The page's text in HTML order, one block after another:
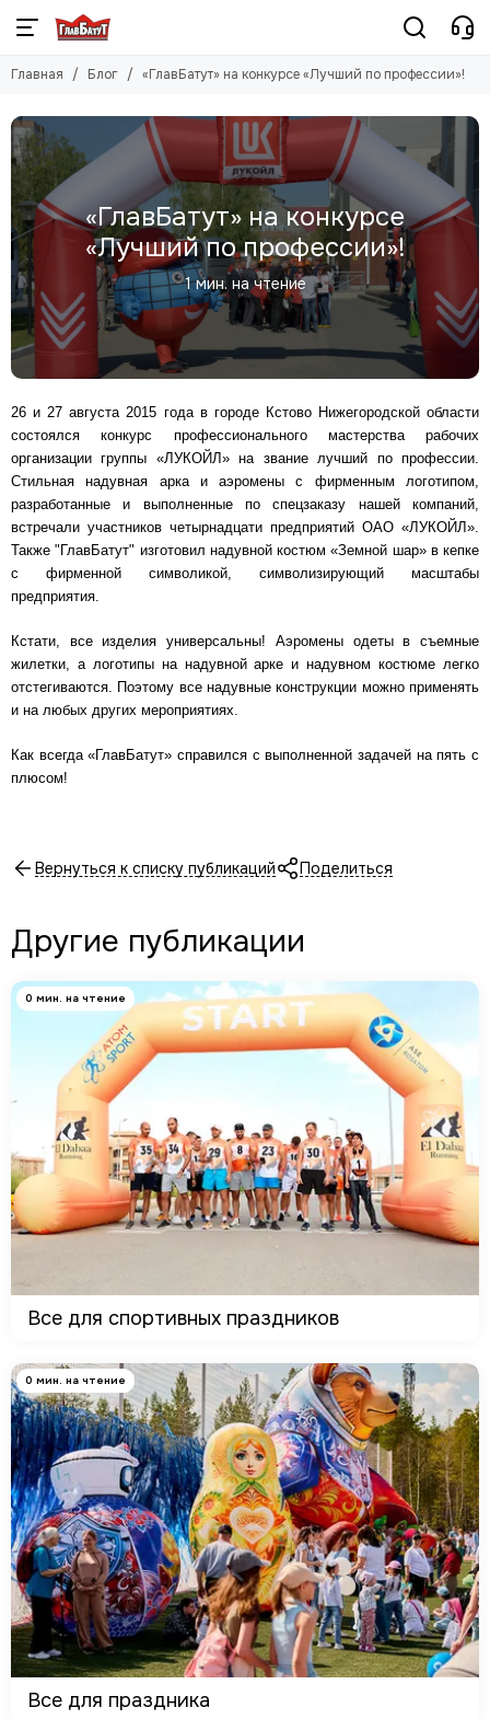
Главная Блог «ГлавБатут» на конкурсе «Лучший по профессии»!
«ГлавБатут» на конкурсе
«Лучший по профессии»!
1 мин. на чтение
26 и 27 августа 2015 года в городе Кстово Нижегородской области
состоялся конкурс профессионального мастерства рабочих
организации группы «ЛУКОЙЛ» на звание лучший по профессии.
Стильная надувная арка и аэромены с фирменным логотипом,
разработанные и выполненные по спецзаказу нашей компаний,
встречали участников четырнадцати предприятий ОАО «ЛУКОЙЛ».
Также "ГлавБатут" изготовил надувной костюм «Земной шар» в кепке
с фирменной символикой, символизирующий масштабы
предприятия.
Кстати, все изделия универсальны! Аэромены одеты в съемные
жилетки, а логотипы на надувной арке и надувном костюме легко
отстегиваются. Поэтому все надувные конструкции можно применять
и на любых других мероприятиях.
Как всегда «ГлавБатут» справился с выполненной задачей на пять с
плюсом!
Вернуться к списку публикаций Поделиться
Другие публикации
0 мин. на чтение
Все для спортивных праздников
0 мин. на чтение
Все для праздника